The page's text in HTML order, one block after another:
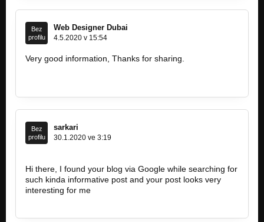
Bez
profilu
Web Designer Dubai
4.5.2020 v 15:54
Very good information, Thanks for sharing.
Bez
profilu
sarkari
30.1.2020 ve 3:19
Hi there, I found your blog via Google while searching for
such kinda informative post and your post looks very
interesting for me